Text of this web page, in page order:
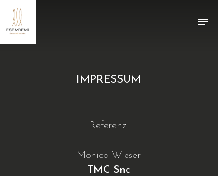
Skip
main
Menu
IMPRESSUM
Referenz:
Monica Wieser
TMC Snc